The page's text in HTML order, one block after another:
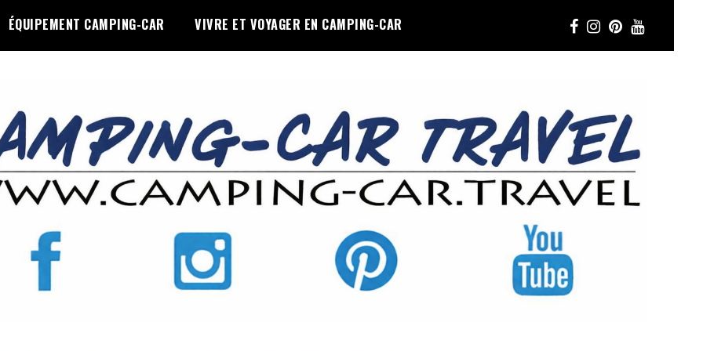
ÉQUIPEMENT CAMPING-CAR VIVRE ET VOYAGER EN CAMPING-CAR